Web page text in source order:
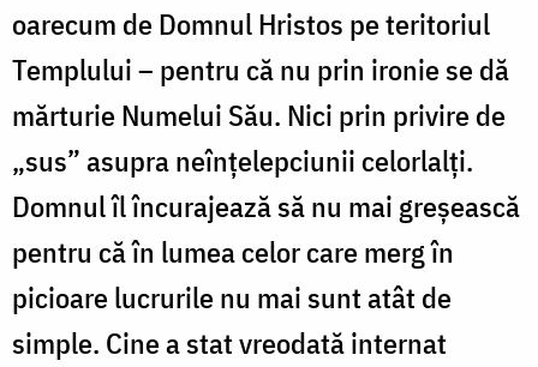
oarecum de Domnul Hristos pe teritoriul
Templului – pentru că nu prin ironie se dă
mărturie Numelui Său. Nici prin privire de
„sus” asupra neînțelepciunii celorlalți.
Domnul îl încurajează să nu mai greșească
pentru că în lumea celor care merg în
picioare lucrurile nu mai sunt atât de
simple. Cine a stat vreodată internat